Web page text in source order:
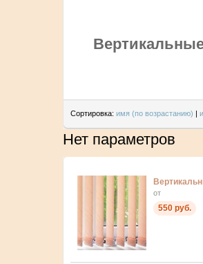
Сортировка: имя (по возрастанию) |
Нет параметров
от
550 руб.